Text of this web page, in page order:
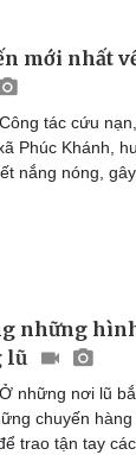
mới nhất
tác cứu
Phúc Khánh,
nắng nóng,
những
lũ
những nơi lũ
chuyến
trao tận tay